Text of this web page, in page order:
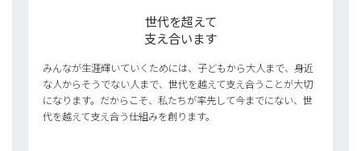
世代を超えて
支え合います
みんなが生涯輝いていくためには、子どもから大人まで、身近
な人からそうでない人まで、世代を越えて支え合うことが大切
になります。だからこそ、私たちが率先して今までにない、世
代を越えて支え合う仕組みを創ります。